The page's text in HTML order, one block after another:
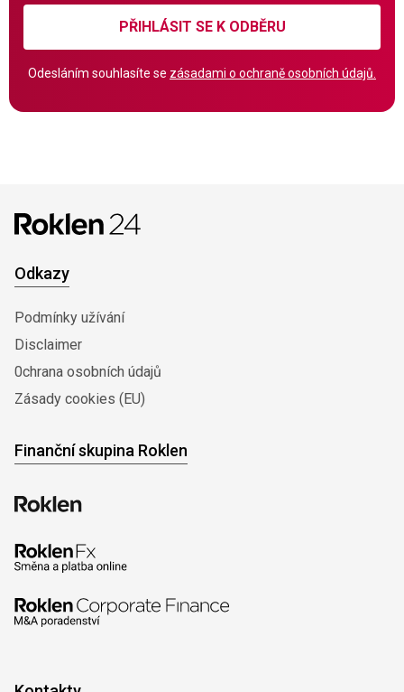
PŘIHLÁSIT SE K ODBĚRU
Odesláním souhlasíte se zásadami o ochraně osobních údajů.
Odkazy
Podmínky užívání
Disclaimer
0chrana osobních údajů
Zásady cookies (EU)
Finanční skupina Roklen